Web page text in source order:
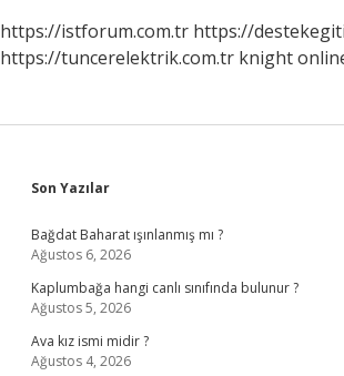
Mi
https://istforum.com.tr https://
https://tuncerelektrik.com.tr knight
Sidebar
Son Yazılar
Bağdat Baharat ışınlanmış mı ?
Ağustos 6, 2026
Kaplumbağa hangi canlı sınıfında bulunur ?
Ağustos 5, 2026
Ava kız ismi midir ?
Ağustos 4, 2026